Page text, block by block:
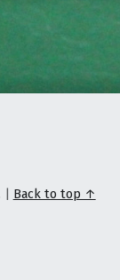
| Back to top ↑